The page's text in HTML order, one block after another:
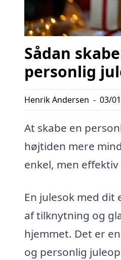
Sådan
personlig
Henrik Andersen - 03/
At skabe en
højtiden mere
enkel, men
En julesok med
af tilknytning og
hjemmet. Det er
og personlig